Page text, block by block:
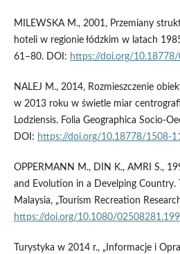
MILEWSKA M., 2001, Przemiany
hoteli w regionie łódzkim w latach
61–80. DOI: https://doi.org/
NALEJ M., 2014, Rozmieszczenie
w 2013 roku w świetle miar
Lodziensis. Folia Geographica Socio-
DOI: https://doi.org/10.18778/1508-
OPPERMANN M., DIN K., AMRI S.,
and Evolution in a Develping Country.
Malaysia, „Tourism Recreation
https://doi.org/10.1080/
Turystyka w 2014 r., „Informacje i